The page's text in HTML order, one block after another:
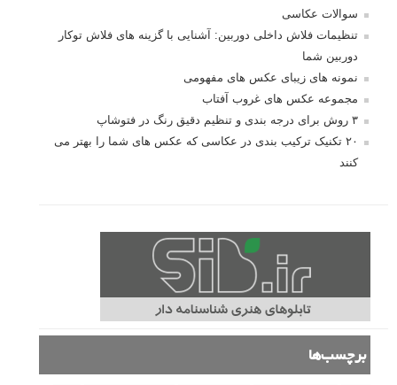
سوالات عکاسی
تنظیمات فلاش داخلی دوربین: آشنایی با گزینه های فلاش توکار
دوربین شما
نمونه های زیبای عکس های مفهومی
مجموعه عکس های غروب آفتاب
۳ روش برای درجه بندی و تنظیم دقیق رنگ در فتوشاپ
۲۰ تکنیک ترکیب بندی در عکاسی که عکس های شما را بهتر می
کنند
برچسب‌ها